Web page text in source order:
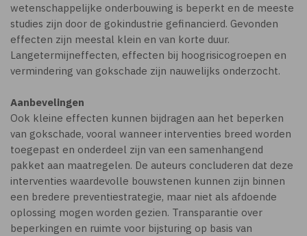
wetenschappelijke onderbouwing is beperkt en de meeste
studies zijn door de gokindustrie gefinancierd. Gevonden
effecten zijn meestal klein en van korte duur.
Langetermijneffecten, effecten bij hoogrisicogroepen en
vermindering van gokschade zijn nauwelijks onderzocht.
Aanbevelingen
Ook kleine effecten kunnen bijdragen aan het beperken
van gokschade, vooral wanneer interventies breed worden
toegepast en onderdeel zijn van een samenhangend
pakket aan maatregelen. De auteurs concluderen dat deze
interventies waardevolle bouwstenen kunnen zijn binnen
een bredere preventiestrategie, maar niet als afdoende
oplossing mogen worden gezien. Transparantie over
beperkingen en ruimte voor bijsturing op basis van